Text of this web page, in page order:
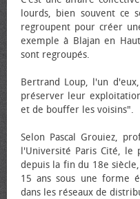
lourds, bien souvent ce
regroupent pour créer
exemple à Blajan en
sont regroupés.
Bertrand Loup, l'un
préserver leur
et de bouffer les voisins".
Selon Pascal Grouiez,
l'Université Paris Cité, le
depuis la fin du 18e
15 ans sous une forme
dans les réseaux de